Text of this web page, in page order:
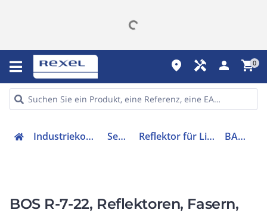
place handyman person shopping_cart0
Industriekomponenten Sensorik Reflektor für Lichtschranke BAM00WH
BOS R-7-22, Reflektoren, Fasern,